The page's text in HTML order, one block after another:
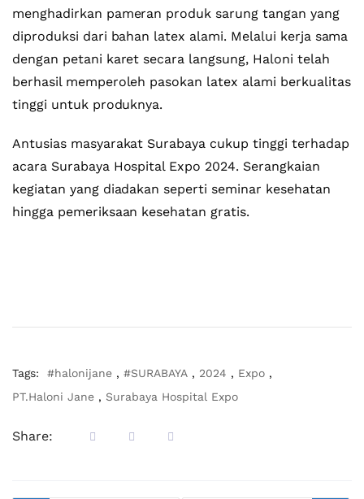
menghadirkan pameran produk sarung tangan yang
diproduksi dari bahan latex alami. Melalui kerja sama
dengan petani karet secara langsung, Haloni telah
berhasil memperoleh pasokan latex alami berkualitas
tinggi untuk produknya.
Antusias masyarakat Surabaya cukup tinggi terhadap
acara Surabaya Hospital Expo 2024. Serangkaian
kegiatan yang diadakan seperti seminar kesehatan
hingga pemeriksaan kesehatan gratis.
Tags: #halonijane , #SURABAYA , 2024 , Expo ,
PT.Haloni Jane , Surabaya Hospital Expo
Share: